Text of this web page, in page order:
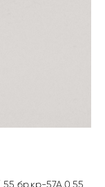
бр.кр-57А.0,55